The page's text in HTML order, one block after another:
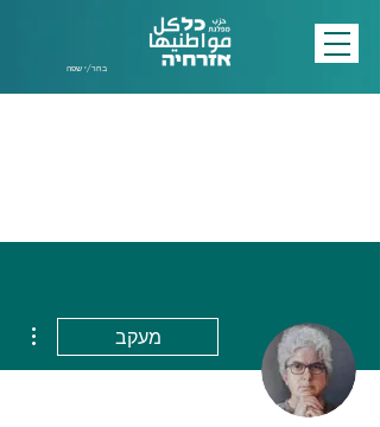
בחר/י שפה
מעקב